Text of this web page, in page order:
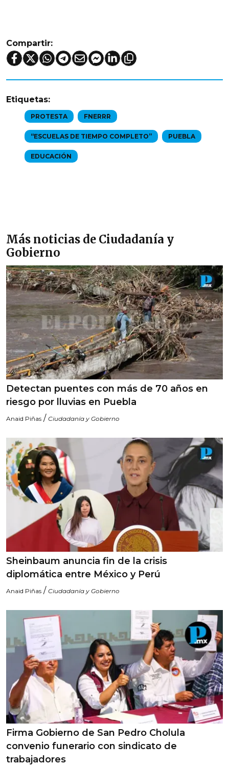
Compartir:
Etiquetas:
PROTESTA FNERRR
“ESCUELAS DE TIEMPO COMPLETO” PUEBLA
EDUCACIÓN
Más noticias de Ciudadanía y
Gobierno
Detectan puentes con más de 70 años en
riesgo por lluvias en Puebla
Anaid Piñas / Ciudadanía y Gobierno
Sheinbaum anuncia fin de la crisis
diplomática entre México y Perú
Anaid Piñas / Ciudadanía y Gobierno
Firma Gobierno de San Pedro Cholula
convenio funerario con sindicato de
trabajadores